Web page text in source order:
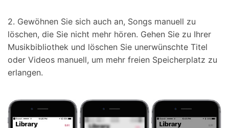
2. Gewöhnen Sie sich auch an, Songs manuell zu
löschen, die Sie nicht mehr hören. Gehen Sie zu Ihrer
Musikbibliothek und löschen Sie unerwünschte Titel
oder Videos manuell, um mehr freien Speicherplatz zu
erlangen.